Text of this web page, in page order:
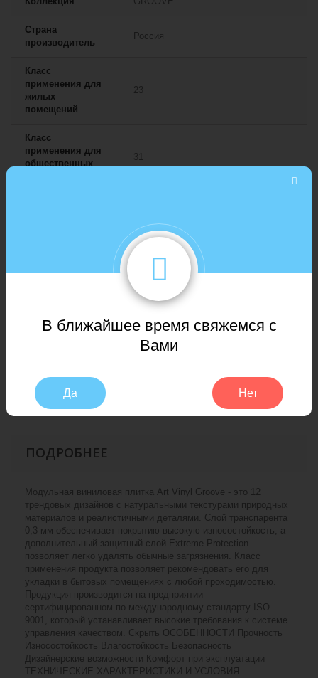
В ближайшее время свяжемся с
Вами
Да Нет
Страна
производитель
Россия
Класс
применения для
жилых
помещений
23
Класс
применения для
общественных
31
Планка
полов
Да (максимум 27 °C)
Пожарный
сертификат
ПОДРОБНЕЕ
Модульная виниловая плитка Art Vinyl Groove - это 12
трендовых дизайнов с натуральными текстурами природных
материалов и реалистичными деталями. Слой транспарента
0,3 мм обеспечивает покрытию высокую износостойкость, а
дополнительный защитный слой Extreme Protection
позволяет легко удалять обычные загрязнения. Класс
применения продукта позволяет рекомендовать его для
укладки в бытовых помещениях с любой проходимостью.
Продукция производится на предприятии
сертифицированном по международному стандарту ISO
9001, который устанавливает высокие требования к системе
управления качеством. Скрыть ОСОБЕННОСТИ Прочность
Износостойкость Влагостойкость Безопасность
Дизайнерские возможности Комфорт при эксплуатации
ТЕХНИЧЕСКИЕ ХАРАКТЕРИСТИКИ И УСЛОВИЯ